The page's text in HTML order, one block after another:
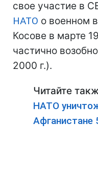
свое участие в
НАТО о военном
Косове в марте
частично
2000 г.).
Читайте
НАТО
Афганистане